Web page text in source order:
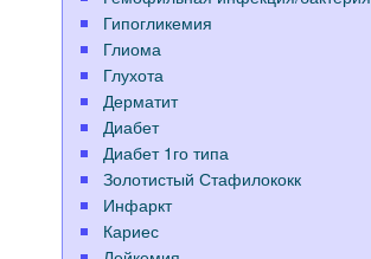
Гипогликемия
Глиома
Глухота
Дерматит
Диабет
Диабет 1го типа
Золотистый Стафилококк
Инфаркт
Кариес